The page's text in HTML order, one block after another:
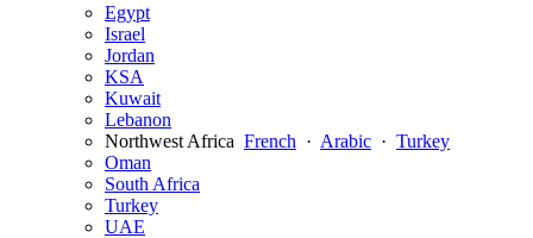
Egypt
Israel
Jordan
KSA
Kuwait
Lebanon
Northwest Africa French · Arabic · Turkey
Oman
South Africa
Turkey
UAE